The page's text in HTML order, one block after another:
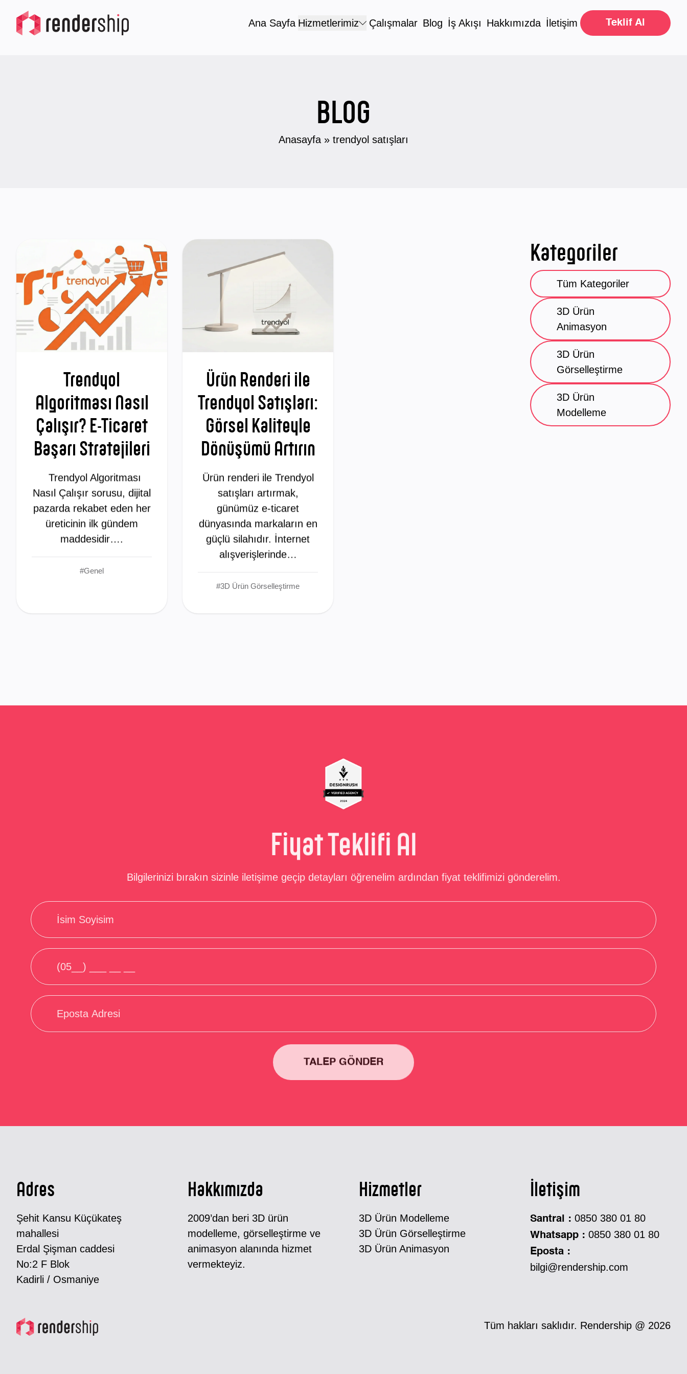
Ana Sayfa Hizmetlerimiz Çalışmalar Blog İş Akışı Hakkımızda İletişim Teklif Al
BLOG
Anasayfa » trendyol satışları
Trendyol
Algoritması Nasıl
Çalışır? E-Ticaret
Başarı Stratejileri
Trendyol Algoritması
Nasıl Çalışır sorusu, dijital
pazarda rekabet eden her
üreticinin ilk gündem
maddesidir….
#Genel
Ürün Renderi ile
Trendyol Satışları:
Görsel Kaliteyle
Dönüşümü Artırın
Ürün renderi ile Trendyol
satışları artırmak,
günümüz e-ticaret
dünyasında markaların en
güçlü silahıdır. İnternet
alışverişlerinde…
#3D Ürün Görselleştirme
Kategoriler
Tüm Kategoriler
3D Ürün
Animasyon
3D Ürün
Görselleştirme
3D Ürün
Modelleme
Fiyat Teklifi Al
Bilgilerinizi bırakın sizinle iletişime geçip detayları öğrenelim ardından fiyat teklifimizi gönderelim.
TALEP GÖNDER
Adres
Şehit Kansu Küçükateş
mahallesi
Erdal Şişman caddesi
No:2 F Blok
Kadirli / Osmaniye
Hakkımızda
2009’dan beri 3D ürün
modelleme, görselleştirme ve
animasyon alanında hizmet
vermekteyiz.
Hizmetler
3D Ürün Modelleme
3D Ürün Görselleştirme
3D Ürün Animasyon
İletişim
Santral : 0850 380 01 80
Whatsapp : 0850 380 01 80
Eposta :
bilgi@rendership.com
Tüm hakları saklıdır. Rendership @ 2026